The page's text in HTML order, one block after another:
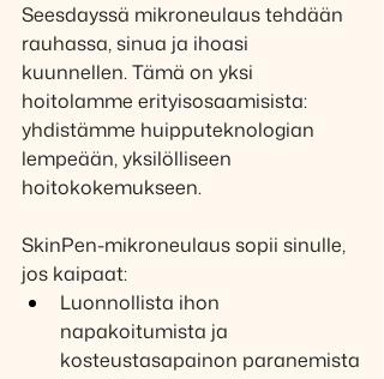
Seesdayssä mikroneulaus tehdään
rauhassa, sinua ja ihoasi
kuunnellen. Tämä on yksi
hoitolamme erityisosaamisista:
yhdistämme huipputeknologian
lempeään, yksilölliseen
hoitokokemukseen.
SkinPen-mikroneulaus sopii sinulle,
jos kaipaat:
Luonnollista ihon
napakoitumista ja
kosteustasapainon paranemista